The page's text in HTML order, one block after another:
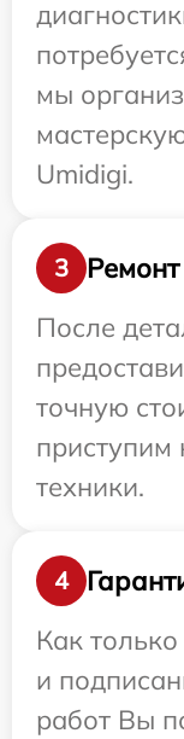
мы
Umidigi.
3
После
точную
приступим
техники.
4
Как только
и
работ Вы